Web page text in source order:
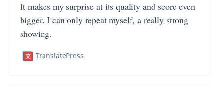
It makes my surprise at its quality and score even
bigger. I can only repeat myself, a really strong
showing.
TranslatePress